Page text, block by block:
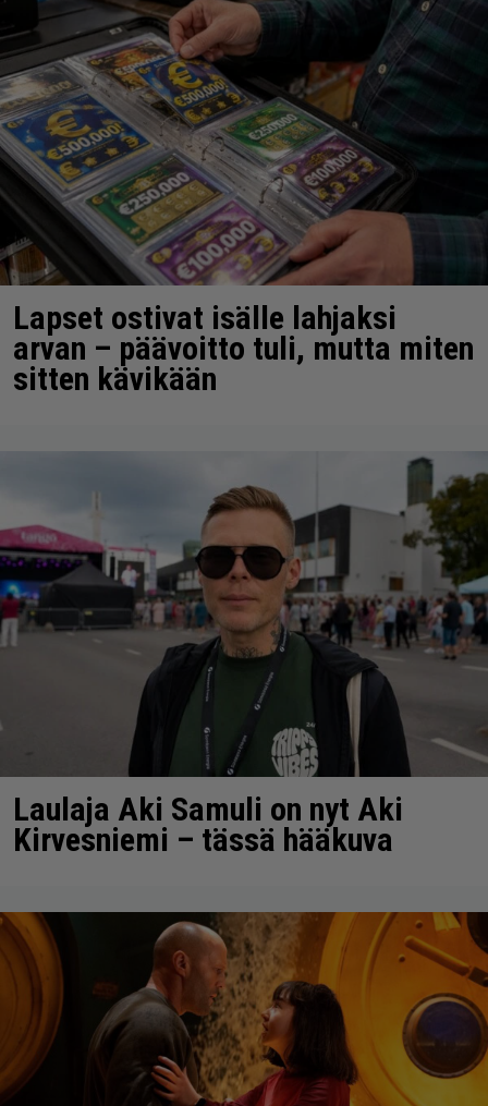
Lapset ostivat isälle lahjaksi
arvan – päävoitto tuli, mutta miten
sitten kävikään
Laulaja Aki Samuli on nyt Aki
Kirvesniemi – tässä hääkuva